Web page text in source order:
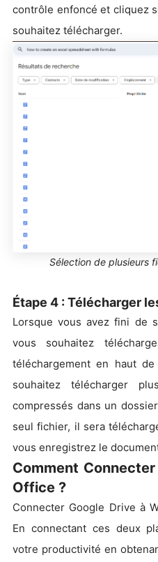
contrôle enfoncé et cliquez
souhaitez télécharger.
Sélection de plusieurs
Étape 4 : Télécharger
Lorsque vous avez fini de
vous souhaitez
téléchargement en haut
souhaitez télécharger
compressés dans un
seul fichier, il sera
vous enregistrez le
Comment
Office ?
Connecter Google Drive à
En connectant ces deux
votre productivité en